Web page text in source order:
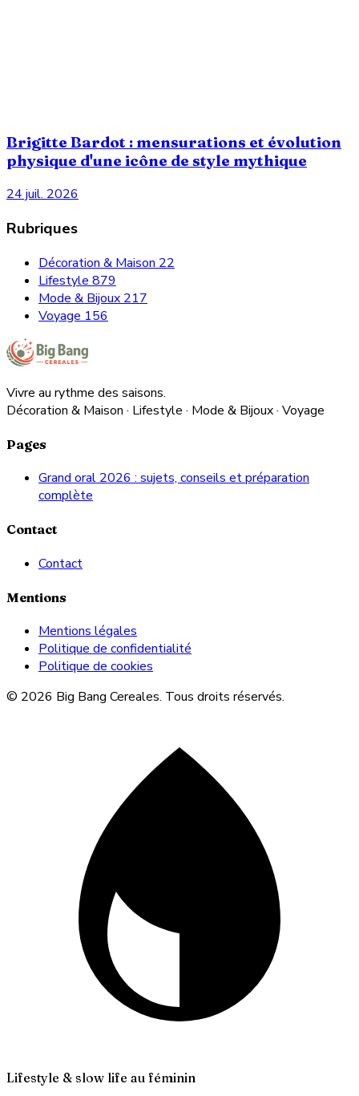
Brigitte Bardot : mensurations et évolution
physique d'une icône de style mythique
24 juil. 2026
Rubriques
Décoration & Maison 22
Lifestyle 879
Mode & Bijoux 217
Voyage 156
Vivre au rythme des saisons.
Décoration & Maison · Lifestyle · Mode & Bijoux · Voyage
Pages
Grand oral 2026 : sujets, conseils et préparation
complète
Contact
Contact
Mentions
Mentions légales
Politique de confidentialité
Politique de cookies
© 2026 Big Bang Cereales. Tous droits réservés.
Lifestyle & slow life au féminin